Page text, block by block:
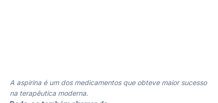
A aspirina é um dos medicamentos que obteve maior sucesso
na terapêutica moderna.